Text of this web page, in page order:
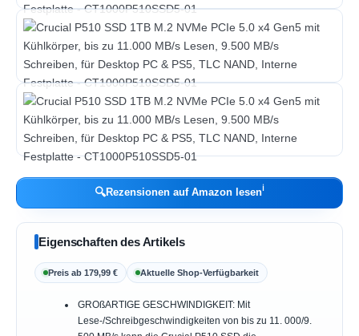
🔍Rezensionen auf Amazon lesenℹ︎
Eigenschaften des Artikels
Preis ab 179,99 € Aktuelle Shop-Verfügbarkeit
GROßARTIGE GESCHWINDIGKEIT: Mit
Lese-/Schreibgeschwindigkeiten von bis zu 11. 000/9.